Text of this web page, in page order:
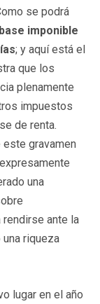
se podrá
imponible
; y aquí está el
que los
plenamente
impuestos
de renta.
gravamen
una
ante la
riqueza
lugar en el año